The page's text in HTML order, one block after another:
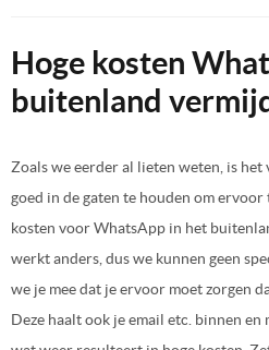
Hoge kosten
buitenland
Zoals we eerder al lieten weten, is
goed in de gaten te houden om ervoor
kosten voor WhatsApp in het
werkt anders, dus we kunnen geen
we je mee dat je ervoor moet zorgen
Deze haalt ook je email etc. binnen